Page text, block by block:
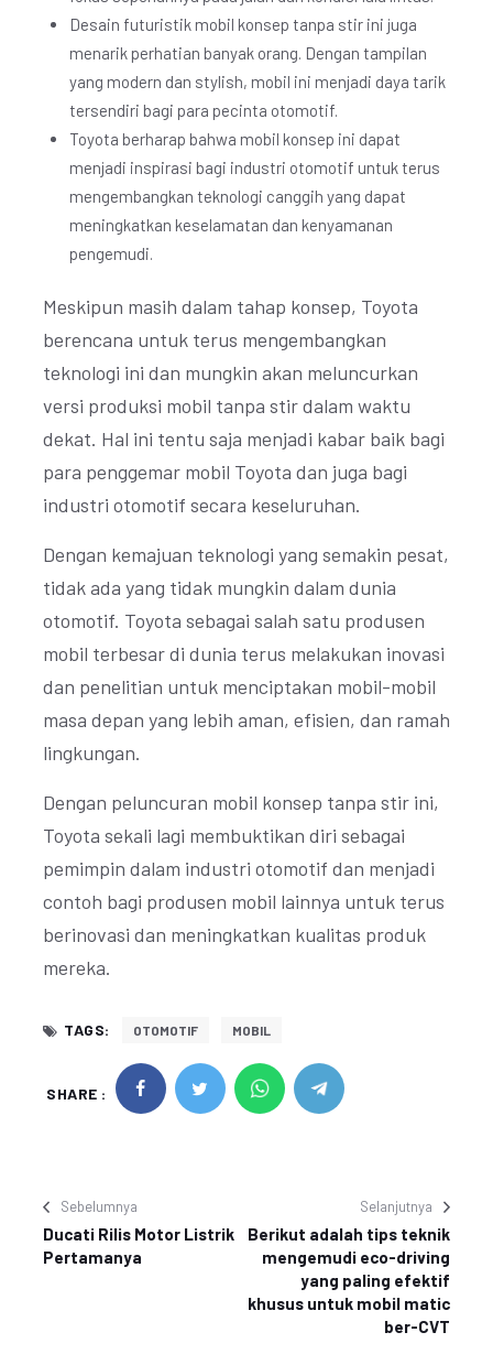
Desain futuristik mobil konsep tanpa stir ini juga
menarik perhatian banyak orang. Dengan tampilan
yang modern dan stylish, mobil ini menjadi daya tarik
tersendiri bagi para pecinta otomotif.
Toyota berharap bahwa mobil konsep ini dapat
menjadi inspirasi bagi industri otomotif untuk terus
mengembangkan teknologi canggih yang dapat
meningkatkan keselamatan dan kenyamanan
pengemudi.
Meskipun masih dalam tahap konsep, Toyota
berencana untuk terus mengembangkan
teknologi ini dan mungkin akan meluncurkan
versi produksi mobil tanpa stir dalam waktu
dekat. Hal ini tentu saja menjadi kabar baik bagi
para penggemar mobil Toyota dan juga bagi
industri otomotif secara keseluruhan.
Dengan kemajuan teknologi yang semakin pesat,
tidak ada yang tidak mungkin dalam dunia
otomotif. Toyota sebagai salah satu produsen
mobil terbesar di dunia terus melakukan inovasi
dan penelitian untuk menciptakan mobil-mobil
masa depan yang lebih aman, efisien, dan ramah
lingkungan.
Dengan peluncuran mobil konsep tanpa stir ini,
Toyota sekali lagi membuktikan diri sebagai
pemimpin dalam industri otomotif dan menjadi
contoh bagi produsen mobil lainnya untuk terus
berinovasi dan meningkatkan kualitas produk
mereka.
TAGS: OTOMOTIF MOBIL
SHARE :
Sebelumnya
Ducati Rilis Motor Listrik
Pertamanya
Selanjutnya
Berikut adalah tips teknik
mengemudi eco-driving
yang paling efektif
khusus untuk mobil matic
ber-CVT